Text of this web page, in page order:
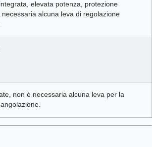
elevata potenza, protezione
alcuna leva di regolazione
non è necessaria alcuna leva per la